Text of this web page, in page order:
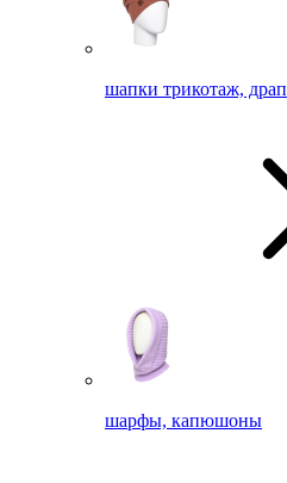
шапки трикотаж, драп
шарфы, капюшоны